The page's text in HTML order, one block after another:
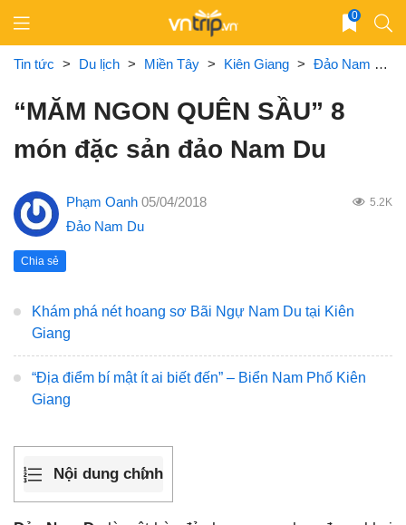
content
0
Tin tức > Du lịch > Miền Tây > Kiên Giang > Đảo Nam Du
“MĂM NGON QUÊN SẦU” 8
món đặc sản đảo Nam Du
Phạm Oanh 05/04/2018 5.2K
Đảo Nam Du
Chia sẻ
Khám phá nét hoang sơ Bãi Ngự Nam Du tại Kiên
Giang
“Địa điểm bí mật ít ai biết đến” – Biển Nam Phố Kiên
Giang
Nội dung chính